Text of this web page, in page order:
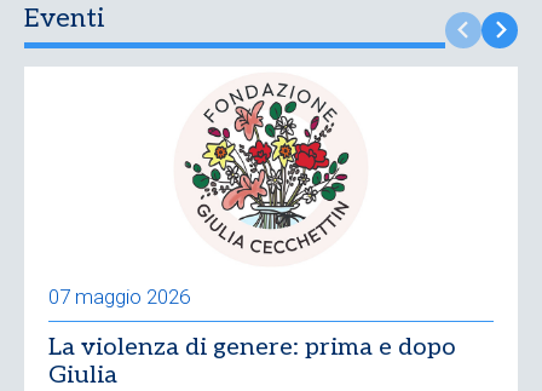
Eventi
07 maggio 2026
La violenza di genere: prima e dopo
Giulia